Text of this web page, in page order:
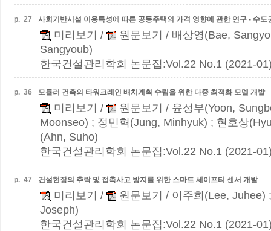
p. 27 사회기반시설 이용특성에 따른 공동주택의 가격 영향에 관한 연구 - 수도
미리보기 / 원문보기
/ 배상영(Bae,
Sangyoub)
한국건설관리학회 논문집:Vol.22 No.1 (2021-
p. 36 모듈러 건축의 타워크레인 배치계획 수립을 위한 다중 최적화 모델 개발
미리보기 / 원문보기
/ 윤성부(Yoon,
Moonseo) ; 정민혁(Jung, Minhyuk) ; 현호상
(Ahn, Suho)
한국건설관리학회 논문집:Vol.22 No.1 (2021-
p. 47 건설현장의 추락 및 접촉사고 방지를 위한 스마트 세이프티 센서 개발
미리보기 / 원문보기
/ 이주희(Lee, Juhee)
Joseph)
한국건설관리학회 논문집:Vol.22 No.1 (2021-